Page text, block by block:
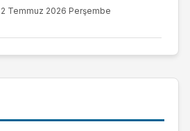
2 Temmuz 2026 Perşembe